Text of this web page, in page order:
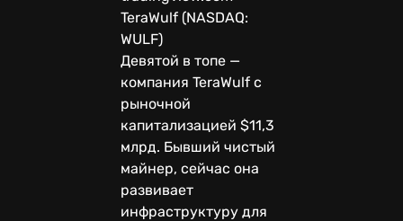
TeraWulf (NASDAQ:
WULF)
Девятой в топе —
компания TeraWulf с
рыночной
капитализацией $11,3
млрд. Бывший чистый
майнер, сейчас она
развивает
инфраструктуру для